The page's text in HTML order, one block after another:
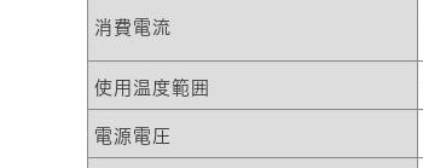
消費電流
使用温度範囲
電源電圧